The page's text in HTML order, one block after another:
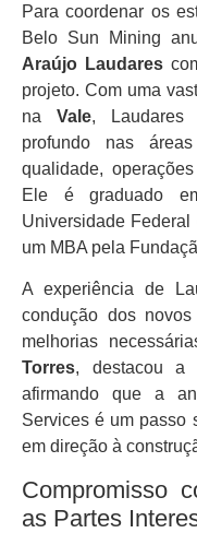
Para coordenar os
Belo Sun Mining
Araújo Laudares
projeto. Com uma
na Vale, Laudares
profundo nas
qualidade,
Ele é graduado
Universidade
um MBA pela
A experiência de
condução dos
melhorias
Torres, destacou a
afirmando que a
Services é um passo
em direção à
Compromisso
as Partes